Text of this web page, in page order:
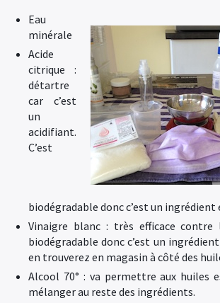
Eau
minérale
Acide
citrique :
détartre
car c’est
un
acidifiant.
C’est
biodégradable donc c’est un ingrédient
Vinaigre blanc : très efficace contre
biodégradable donc c’est un
en trouverez en magasin à côté des
Alcool 70° : va permettre aux huiles
mélanger au reste des ingrédients.